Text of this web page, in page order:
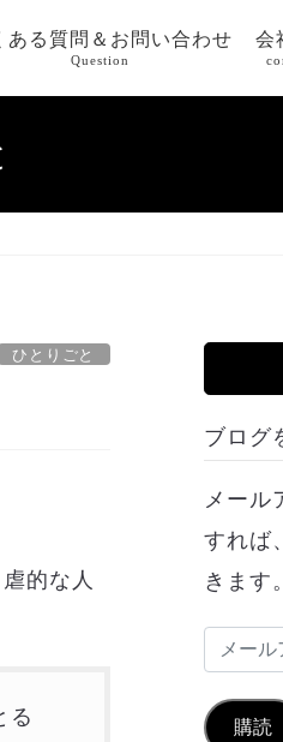
ある質問＆お問い合わせ
Question
会
ひとりごと
的な人
る
ブログ
メール
すれば
きます。
ル
購読